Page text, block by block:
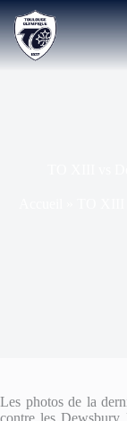
Les photos de la
contre les Dewsbury